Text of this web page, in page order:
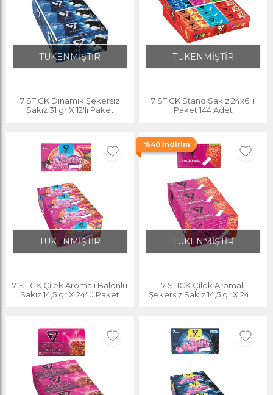
TÜKENMİŞTİR
7 STICK Dinamik Şekersiz
Sakız 31 gr X 12'li Paket
TÜKENMİŞTİR
7 STICK Stand Sakız 24x6 lı
Paket 144 Adet
TÜKENMİŞTİR
7 STICK Çilek Aromalı Balonlu
Sakız 14,5 gr X 24'lü Paket
%40 İndirim
TÜKENMİŞTİR
7 STICK Çilek Aromalı
Şekersiz Sakız 14,5 gr X 24'lü